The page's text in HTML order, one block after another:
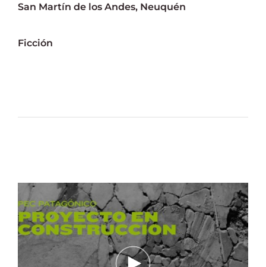
San Martín de los Andes, Neuquén
Ficción